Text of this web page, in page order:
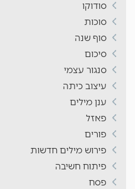
סודוקו
סוכות
סוף שנה
סיכום
סנגור עצמי
עיצוב כיתה
ענן מילים
פאזל
פורים
פירוש מילים חדשות
פיתוח חשיבה
פסח